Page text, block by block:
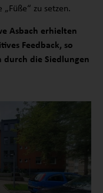
„Füße“ zu setzen.
Asbach erhielten
Feedback, so
durch die Siedlungen